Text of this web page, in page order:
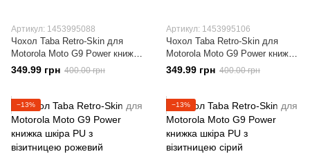
Артикул: 1453995088
Чохол Taba Retro-Skin для
Motorola Moto G9 Power книжка
шкіра PU з візитницею
червоний
349.99 грн 400.00 грн
Артикул: 1453995106
Чохол Taba Retro-Skin для
Motorola Moto G9 Power книжка
шкіра PU з візитницею синій
349.99 грн 400.00 грн
−13% −13%